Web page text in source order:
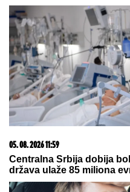
05. 08. 2026 11:59
Centralna Srbija dobija
država ulaže 85 miliona